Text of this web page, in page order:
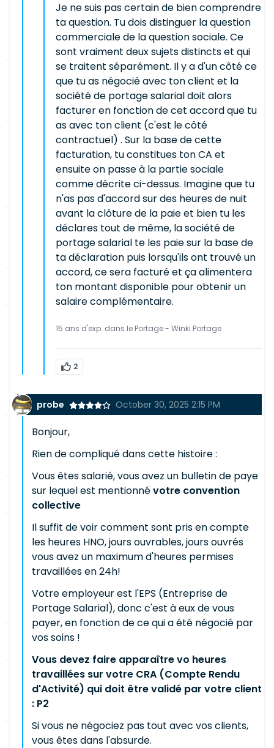
Je ne suis pas certain de bien comprendre
ta question. Tu dois distinguer la question
commerciale de la question sociale. Ce
sont vraiment deux sujets distincts et qui
se traitent séparément. Il y a d'un côté ce
que tu as négocié avec ton client et la
société de portage salarial doit alors
facturer en fonction de cet accord que tu
as avec ton client (c'est le côté
contractuel) . Sur la base de cette
facturation, tu constitues ton CA et
ensuite on passe à la partie sociale
comme décrite ci-dessus. Imagine que tu
n'as pas d'accord sur des heures de nuit
avant la clôture de la paie et bien tu les
déclares tout de même, la société de
portage salarial te les paie sur la base de
ta déclaration puis lorsqu'ils ont trouvé un
accord, ce sera facturé et ça alimentera
ton montant disponible pour obtenir un
salaire complémentaire.
15 ans d'exp. dans le Portage - Winki Portage
2
probe October 30, 2025 2:15 PM
Bonjour,
Rien de compliqué dans cette histoire :
Vous êtes salarié, vous avez un bulletin de paye
sur lequel est mentionnévotre convention
collective
Il suffit de voir comment sont pris en compte
les heures HNO, jours ouvrables, jours ouvrés
vous avez un maximum d'heures permises
travaillées en 24h!
Votre employeur est l'EPS (Entreprise de
Portage Salarial), donc c'est à eux de vous
payer, en fonction de ce qui a été négocié par
vos soins !
Vous devez faire apparaître vo heures
travaillées sur votre CRA (Compte Rendu
d'Activité) qui doit être validé par votre client
: P2
Si vous ne négociez pas tout avec vos clients,
vous êtes dans l'absurde.